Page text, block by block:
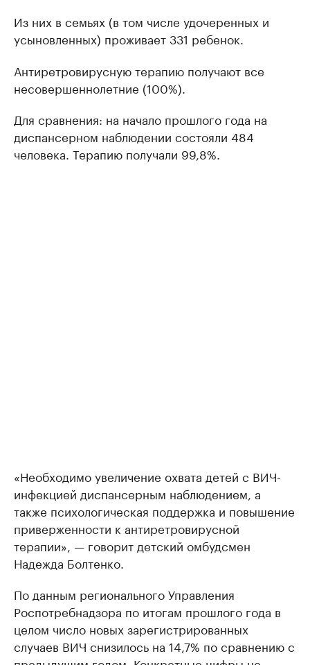
Из них в семьях (в том числе удочеренных и
усыновленных) проживает 331 ребенок.
Антиретровирусную терапию получают все
несовершеннолетние (100%).
Для сравнения: на начало прошлого года на
диспансерном наблюдении состояли 484
человека. Терапию получали 99,8%.
«Необходимо увеличение охвата детей с ВИЧ-
инфекцией диспансерным наблюдением, а
также психологическая поддержка и повышение
приверженности к антиретровирусной
терапии», — говорит детский омбудсмен
Надежда Болтенко.
По данным регионального Управления
Роспотребнадзора по итогам прошлого года в
целом число новых зарегистрированных
случаев ВИЧ снизилось на 14,7% по сравнению с